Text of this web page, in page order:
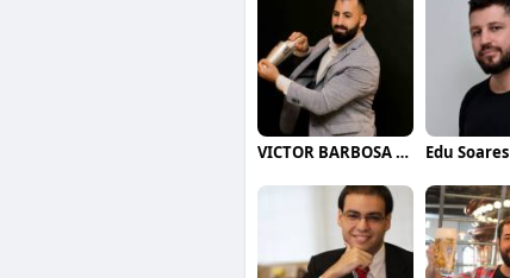
VICTOR BARBOSA QUARANTA Edu Soares